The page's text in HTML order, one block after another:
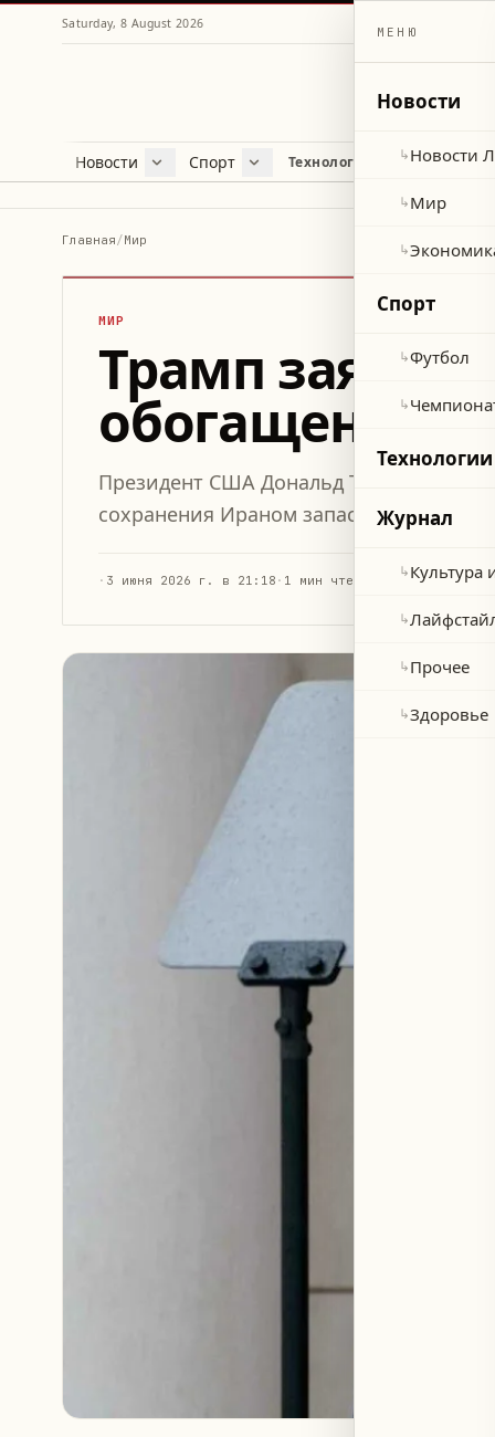
Saturday, 8 August 2026
Новости
Новости ЛиванаСпорт
Футбол
Технологии и наука
Главная/Мир
МИР
Трамп заявил
обогащения
Президент США Дональд Трамп
сохранения Ираном запасов урана с
· 3 июня 2026 г. в 21:18 · 1 мин чтения
МЕНЮ
Новости
↳Новости
↳Мир
↳
Спорт
↳Футбол
↳
Технологии
Журнал
↳Культура
↳
↳Прочее
↳Здоровье